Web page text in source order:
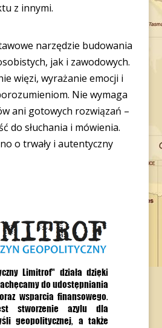
z innymi.
narzędzie budowania
jak i zawodowych.
więzi, wyrażanie emocji i
Nie wymaga
ani gotowych rozwiązań –
do słuchania i mówienia.
o trwały i autentyczny